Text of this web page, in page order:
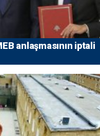
anlaşmasının iptali